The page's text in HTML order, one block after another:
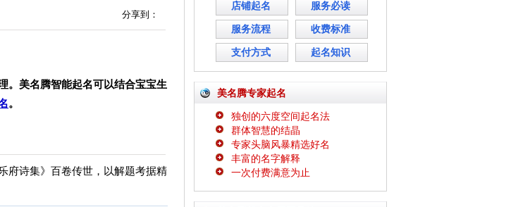
分享到：
。美名腾智能起名可以结合宝宝生
。
府诗集》百卷传世，以解题考据精
店铺起名 服务必读
服务流程 收费标准
支付方式 起名知识
美名腾专家起名
独创的六度空间起名法
群体智慧的结晶
专家头脑风暴精选好名
丰富的名字解释
一次付费满意为止